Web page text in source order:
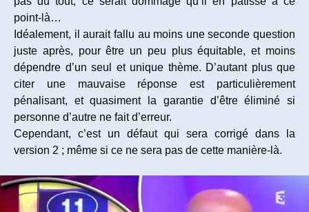
point-là…
Idéalement, il aurait fallu au moins une seconde question
juste après, pour être un peu plus équitable, et moins
dépendre d’un seul et unique thème. D’autant plus que
citer une mauvaise réponse est particulièrement
pénalisant, et quasiment la garantie d’être éliminé si
personne d’autre ne fait d’erreur.
Cependant, c’est un défaut qui sera corrigé dans la
version 2 ; même si ce ne sera pas de cette manière-là.